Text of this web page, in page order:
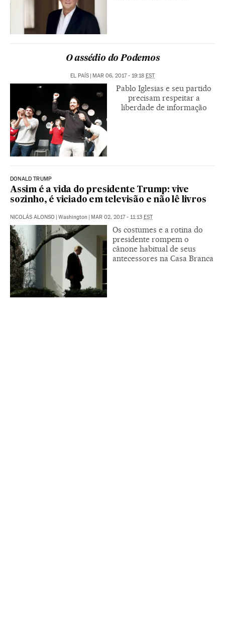
O assédio do Podemos
EL PAÍS | MAR 06, 2017 - 19:18 EST
Pablo Iglesias e seu partido
precisam respeitar a
liberdade de informação
DONALD TRUMP
Assim é a vida do presidente Trump: vive
sozinho, é viciado em televisão e não lê livros
NICOLÁS ALONSO | Washington | MAR 02, 2017 - 11:13 EST
Os costumes e a rotina do
presidente rompem o
cânone habitual de seus
antecessores na Casa Branca